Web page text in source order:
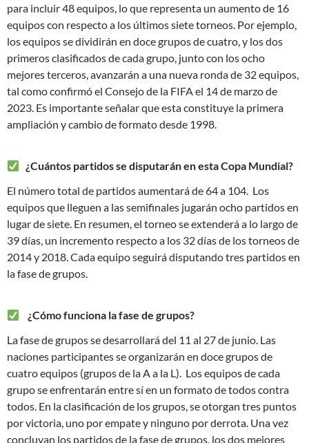
para incluir 48 equipos, lo que representa un aumento de 16
equipos con respecto a los últimos siete torneos. Por ejemplo,
los equipos se dividirán en doce grupos de cuatro, y los dos
primeros clasificados de cada grupo, junto con los ocho
mejores terceros, avanzarán a una nueva ronda de 32 equipos,
tal como confirmó el Consejo de la FIFA el 14 de marzo de
2023. Es importante señalar que esta constituye la primera
ampliación y cambio de formato desde 1998.
¿Cuántos partidos se disputarán en esta Copa Mundial?
El número total de partidos aumentará de 64 a 104. Los
equipos que lleguen a las semifinales jugarán ocho partidos en
lugar de siete. En resumen, el torneo se extenderá a lo largo de
39 días, un incremento respecto a los 32 días de los torneos de
2014 y 2018. Cada equipo seguirá disputando tres partidos en
la fase de grupos.
¿Cómo funciona la fase de grupos?
La fase de grupos se desarrollará del 11 al 27 de junio. Las
naciones participantes se organizarán en doce grupos de
cuatro equipos (grupos de la A a la L). Los equipos de cada
grupo se enfrentarán entre sí en un formato de todos contra
todos. En la clasificación de los grupos, se otorgan tres puntos
por victoria, uno por empate y ninguno por derrota. Una vez
concluyan los partidos de la fase de grupos, los dos mejores